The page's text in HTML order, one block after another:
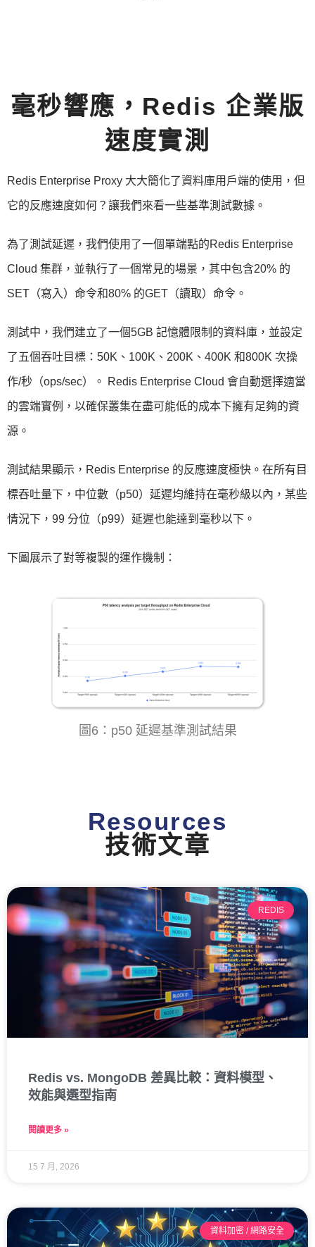
毫秒響應，Redis 企業版
速度實測
Redis Enterprise Proxy 大大簡化了資料庫用戶端的使用，但
它的反應速度如何？讓我們來看一些基準測試數據。
為了測試延遲，我們使用了一個單端點的Redis Enterprise
Cloud 集群，並執行了一個常見的場景，其中包含20% 的
SET（寫入）命令和80% 的GET（讀取）命令。
測試中，我們建立了一個5GB 記憶體限制的資料庫，並設定
了五個吞吐目標：50K、100K、200K、400K 和800K 次操
作/秒（ops/sec）。 Redis Enterprise Cloud 會自動選擇適當
的雲端實例，以確保叢集在盡可能低的成本下擁有足夠的資
源。
測試結果顯示，Redis Enterprise 的反應速度極快。在所有目
標吞吐量下，中位數（p50）延遲均維持在毫秒級以內，某些
情況下，99 分位（p99）延遲也能達到毫秒以下。
下圖展示了對等複製的運作機制：
圖6：p50 延遲基準測試結果
Resources
技術文章
REDIS
Redis vs. MongoDB 差異比較：資料模型、
效能與選型指南
閱讀更多 »
15 7 月, 2026
資料加密 / 網路安全